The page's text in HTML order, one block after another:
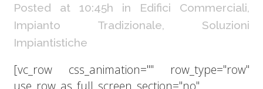
Posted at 10:45h in Edifici Commerciali,
Impianto Tradizionale, Soluzioni
Impiantistiche
[vc_row css_animation="" row_type="row"
use_row_as_full_screen_section="no"